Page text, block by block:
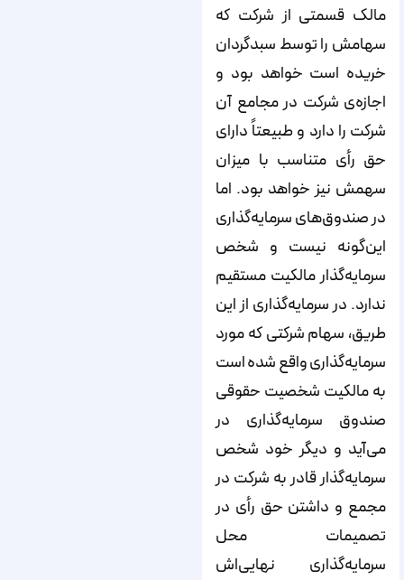
مالک قسمتی از شرکت که
سهامش را توسط سبدگردان
خریده است خواهد بود و
اجازه‌ی شرکت در مجامع آن
شرکت را دارد و طبیعتاً دارای
حق رأی متناسب با میزان
سهمش نیز خواهد بود. اما
در صندوق‌های سرمایه‌گذاری
این‌گونه نیست و شخص
سرمایه‌گذار مالکیت مستقیم
ندارد. در سرمایه‌گذاری از این
طریق، سهام شرکتی که مورد
سرمایه‌گذاری واقع شده است
به مالکیت شخصیت حقوقی
صندوق سرمایه‌گذاری در
می‌آید و دیگر خود شخص
سرمایه‌گذار قادر به شرکت در
مجمع و داشتن حق رأی در
تصمیمات محل
سرمایه‌گذاری نهایی‌اش